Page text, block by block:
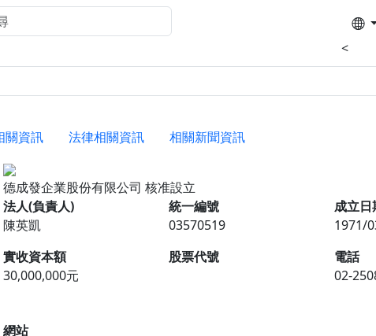
<
關資訊 法律相關資訊
相關新聞資訊
德成發企業股份有限公司 核准設立
法人(負責人)
陳英凱
統一編號
03570519
成立日
1971/
實收資本額
30,000,000元
股票代號
電話
02-
網站